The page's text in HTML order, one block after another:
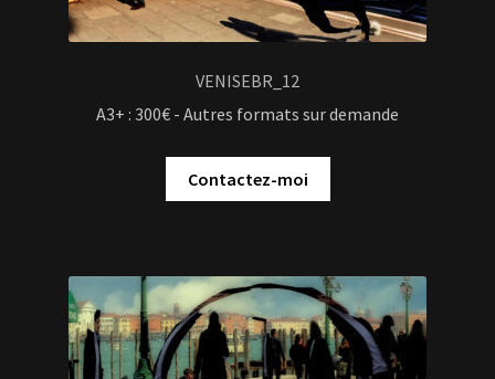
VENISEBR_12
A3+ : 300€ - Autres formats sur demande
Contactez-moi